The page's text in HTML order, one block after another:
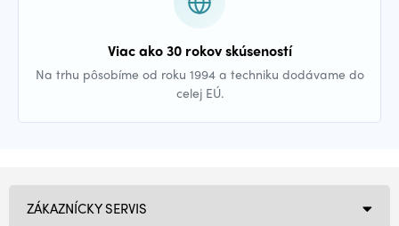
Viac ako 30 rokov skúseností
Na trhu pôsobíme od roku 1994 a techniku dodávame do
celej EÚ.
ZÁKAZNÍCKY SERVIS